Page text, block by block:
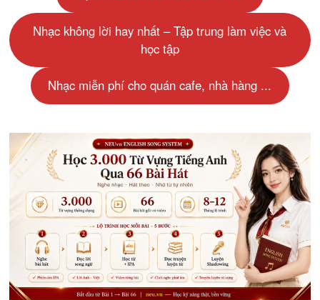
Nhạc không lời hay nhất – Tập trung làm việc và
học tập
Nhạc miễn phí cho quán cafe, nhà hàng ...